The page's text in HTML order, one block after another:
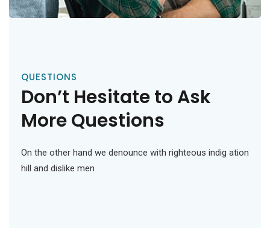
QUESTIONS
Don’t Hesitate to Ask
More Questions
On the other hand we denounce with righteous indig ation
hill and dislike men